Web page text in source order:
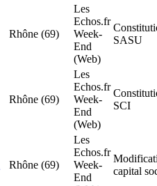
Rhône (69)
Les
Echos.fr
Week-
End
(Web)
SASU
Rhône (69)
Les
Echos.fr
Week-
End
(Web)
SCI
Rhône (69)
Les
Echos.fr
Week-
End
capital